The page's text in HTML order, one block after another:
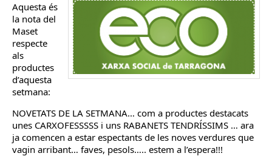
Aquesta és
la nota del
Maset
respecte
als
productes
d’aquesta
setmana:
NOVETATS DE LA SETMANA… com a productes destacats
unes CARXOFESSSSS i uns RABANETS TENDRÍSSIMS … ara
ja comencen a estar espectants de les noves verdures que
vagin arribant… faves, pesols….. estem a l’espera!!!